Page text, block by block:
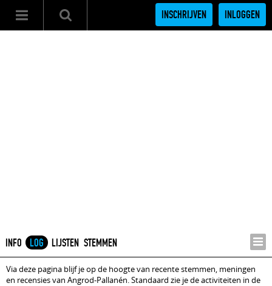
INSCHRIJVEN INLOGGEN
INFO LOG LIJSTEN STEMMEN
Via deze pagina blijf je op de hoogte van recente stemmen, meningen
en recensies van Angrod-Pallanén. Standaard zie je de activiteiten in de